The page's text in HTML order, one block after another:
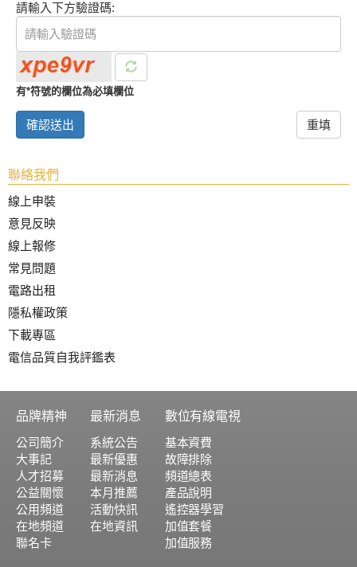
請輸入下方驗證碼:
有*符號的欄位為必填欄位
重填
確認送出
聯絡我們
線上申裝
意見反映
線上報修
常見問題
電路出租
隱私權政策
下載專區
電信品質自我評鑑表
品牌精神
公司簡介
大事記
人才招募
公益關懷
公用頻道
在地頻道
聯名卡
最新消息
系統公告
最新優惠
最新消息
本月推薦
活動快訊
在地資訊
數位有線電視
基本資費
故障排除
頻道總表
產品說明
遙控器學習
加值套餐
加值服務